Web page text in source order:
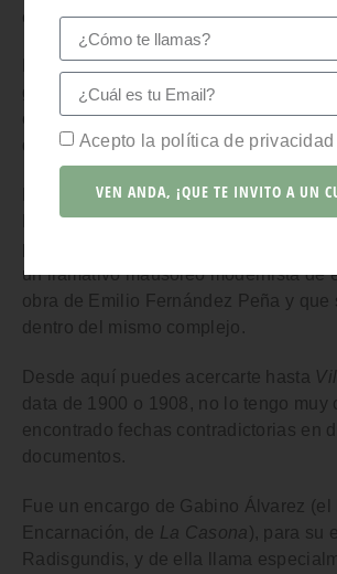
comenzó a construir en 1900.
Llama la atención por las galerías,
gran escalera con terrazas de la
como por los soportales de finas
que sostienen las galerías.
Fue propiedad de Gabino Álvarez
Encarnación Valdés), quien sería
persona a la que se enterraría en
un llamativo mausoleo modernista de
obra de Emilio Fernández Peña y que
dentro del mismo complejo.
Desde aquí puedes acercarte hasta
data de 1900 o 1908, no lo tengo
encontrado fechas contradictorias en
documentos.
Fue un encargo de Gabino Álvarez
Encarnación, de La Casona ), para su
Radisgundis, y de ella llama
Acepto la política de privacidad
VEN ANDA, ¡QUE TE INVITO A UN